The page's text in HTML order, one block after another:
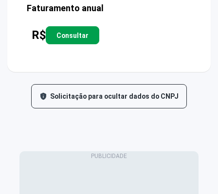
Faturamento anual
R$ Consultar
Solicitação para ocultar dados do CNPJ